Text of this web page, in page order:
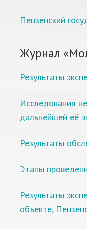
Пензенский
Журнал
Результаты
Исследования
дальнейшей её
Результаты
Этапы
Результаты
объекте,